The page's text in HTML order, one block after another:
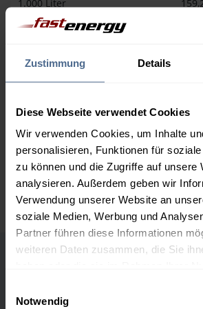
Zustimmung Details
Diese Webseite verwendet Cookies
Wir verwenden Cookies, um Inhalte
personalisieren, Funktionen für
zu können und die Zugriffe auf unsere
analysieren. Außerdem geben wir
Verwendung unserer Website an
soziale Medien, Werbung und
Partner führen diese Informationen
weiteren Daten zusammen, die Sie
Notwendig
1.000 Liter
5.000 Liter
Preise für Heizöl in Standardqualität nach Ö-
Liter inkl. MwSt. und Lieferung bei
Heizölpreise in